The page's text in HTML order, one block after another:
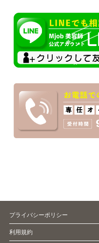
プライバシーポリシー
利用規約